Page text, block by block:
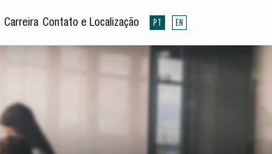
Carreira Contato e Localização PT EN